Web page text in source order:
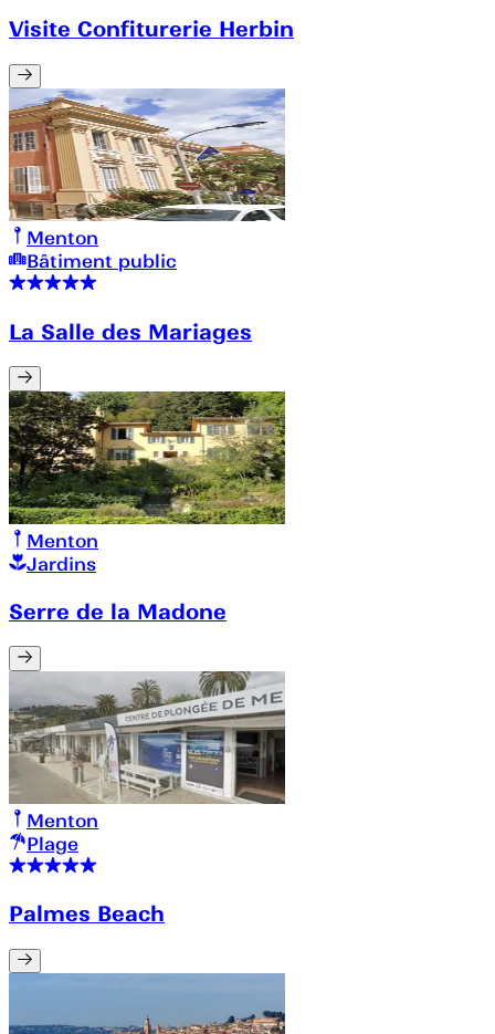
Visite Confiturerie Herbin
Menton
Bâtiment public
La Salle des Mariages
Menton
Jardins
Serre de la Madone
Menton
Plage
Palmes Beach